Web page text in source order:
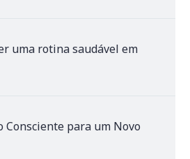
uma rotina saudável em
Consciente para um Novo